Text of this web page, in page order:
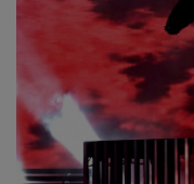
CONTUL MEU